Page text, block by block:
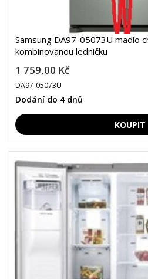
Samsung DA97-05073U madlo
kombinovanou ledničku
1 759,00 Kč
DA97-05073U
Dodání do 4 dnů